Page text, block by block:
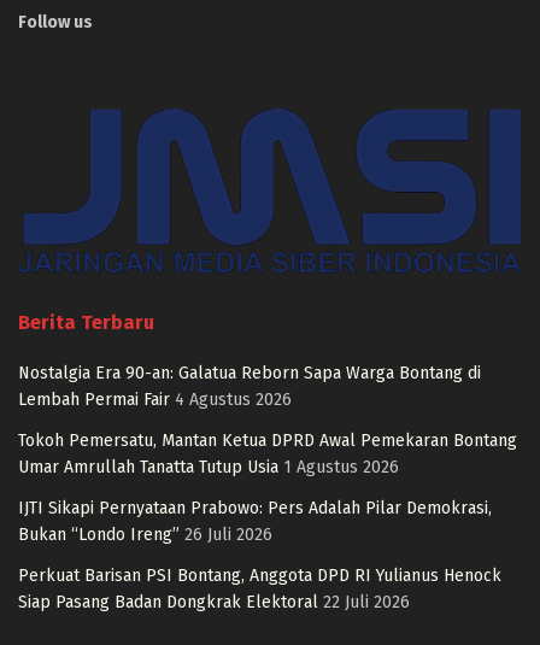
Follow us
Berita Terbaru
Nostalgia Era 90-an: Galatua Reborn Sapa Warga Bontang di
Lembah Permai Fair 4 Agustus 2026
Tokoh Pemersatu, Mantan Ketua DPRD Awal Pemekaran Bontang
Umar Amrullah Tanatta Tutup Usia 1 Agustus 2026
IJTI Sikapi Pernyataan Prabowo: Pers Adalah Pilar Demokrasi,
Bukan “Londo Ireng” 26 Juli 2026
Perkuat Barisan PSI Bontang, Anggota DPD RI Yulianus Henock
Siap Pasang Badan Dongkrak Elektoral 22 Juli 2026